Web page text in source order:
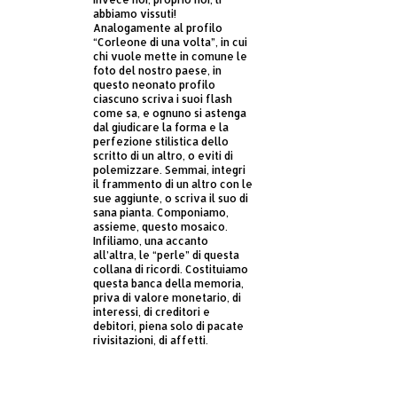
abbiamo vissuti!
Analogamente al profilo
“Corleone di una volta”, in cui
chi vuole mette in comune le
foto del nostro paese, in
questo neonato profilo
ciascuno scriva i suoi flash
come sa, e ognuno si astenga
dal giudicare la forma e la
perfezione stilistica dello
scritto di un altro, o eviti di
polemizzare. Semmai, integri
il frammento di un altro con le
sue aggiunte, o scriva il suo di
sana pianta. Componiamo,
assieme, questo mosaico.
Infiliamo, una accanto
all’altra, le “perle” di questa
collana di ricordi. Costituiamo
questa banca della memoria,
priva di valore monetario, di
interessi, di creditori e
debitori, piena solo di pacate
rivisitazioni, di affetti.